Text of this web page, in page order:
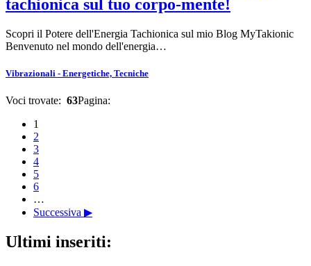
tachionica sul tuo corpo-mente!
Scopri il Potere dell'Energia Tachionica sul mio Blog MyTakionic
Benvenuto nel mondo dell'energia…
Vibrazionali - Energetiche, Tecniche
Voci trovate: 63Pagina:
1
2
3
4
5
6
…
Successiva ▶
Ultimi inseriti: